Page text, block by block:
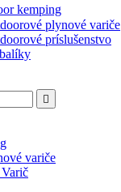
kemping
plynové variče
príslušenstvo

variče